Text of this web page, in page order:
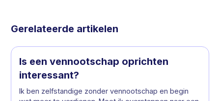
Gerelateerde artikelen
Is een vennootschap oprichten
interessant?
Ik ben zelfstandige zonder vennootschap en begin